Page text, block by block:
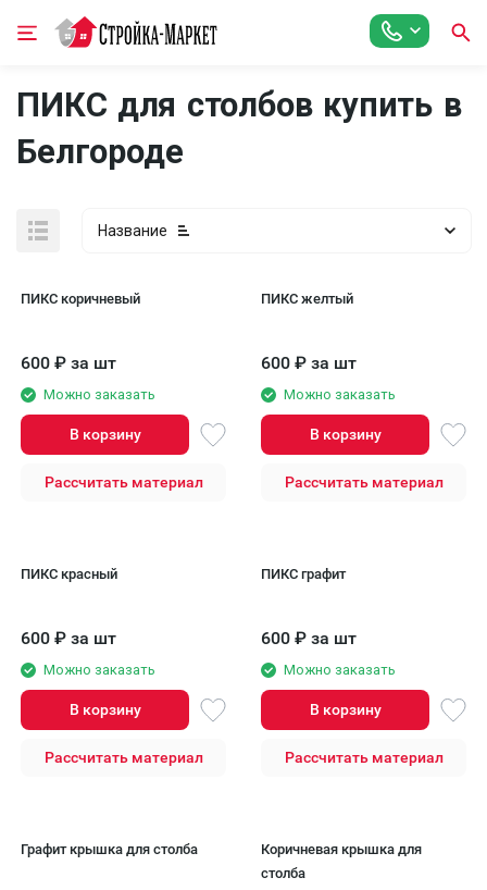
ПИКС для столбов купить в
Белгороде
Название
ПИКС коричневый
600 ₽ за шт
Можно заказать
В корзину
Рассчитать материал
ПИКС желтый
600 ₽ за шт
Можно заказать
В корзину
Рассчитать материал
ПИКС красный
600 ₽ за шт
Можно заказать
В корзину
Рассчитать материал
ПИКС графит
600 ₽ за шт
Можно заказать
В корзину
Рассчитать материал
Графит крышка для столба
Коричневая крышка для
столба